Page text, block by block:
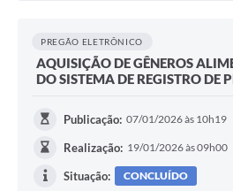
PREGÃO ELETRÔNICO
AQUISIÇÃO DE GÊNEROS
DO SISTEMA DE REGISTRO DE
Publicação: 07/01/2026 às 10h19
Realização: 19/01/2026 às 09h00
Situação: CONCLUÍDO